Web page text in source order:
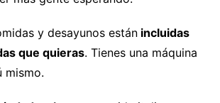
y desayunos estánincluidas
que quieras. Tienes una máquina
mismo.